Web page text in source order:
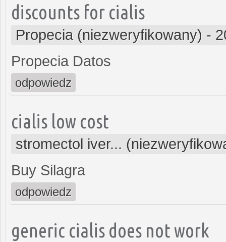
discounts for cialis
Propecia (niezweryfikowany) -
Propecia Datos
odpowiedz
cialis low cost
stromectol iver...
Buy Silagra
odpowiedz
generic cialis does not work